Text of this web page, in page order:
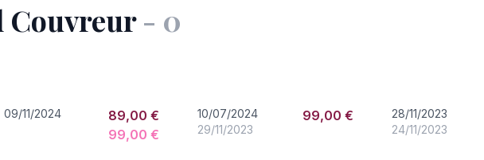
Couvreur- 0
09/11/2024
89,00 €
99,00 €
10/07/2024
29/11/2023
99,00 €
28/11/2023
24/11/2023